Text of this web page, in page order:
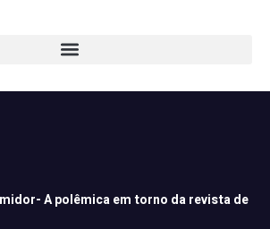
A polêmica em torno da revista de